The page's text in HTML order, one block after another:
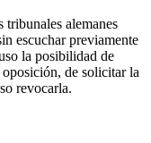
alemanes
escuchar previamente
la posibilidad de
de solicitar la
revocarla.